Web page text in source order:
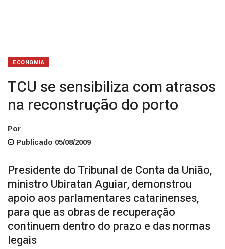
ECONOMIA
TCU se sensibiliza com atrasos
na reconstrução do porto
Por
Publicado 05/08/2009
Presidente do Tribunal de Conta da União,
ministro Ubiratan Aguiar, demonstrou
apoio aos parlamentares catarinenses,
para que as obras de recuperação
continuem dentro do prazo e das normas
legais